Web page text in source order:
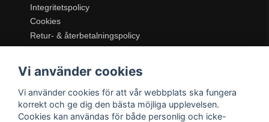
Integritetspolicy
Cookies
Retur- & återbetalningspolicy
Dukning & Servering
Kök & Matlagning
Belysning
Vi använder cookies
Vi använder cookies för att vår webbplats ska fungera
korrekt och ge dig den bästa möjliga upplevelsen.
Cookies kan användas för både personlig och icke-